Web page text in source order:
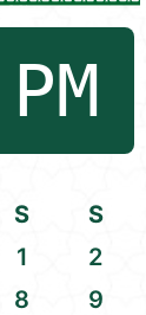
S
S
1
2
8
9